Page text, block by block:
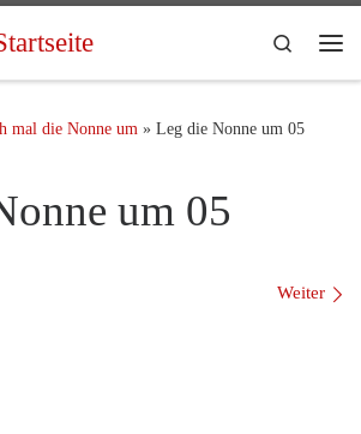
Search
mal die Nonne um » Leg die Nonne um 05
um 05
Weiter